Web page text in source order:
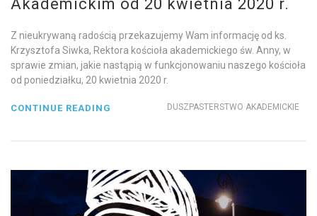
Akademickim od 20 kwietnia 2020 r.
Z nieukrywaną radością przekazujemy Wam informację od ks.
Krzysztofa Siwka, Rektora kościoła akademickiego św. Anny, w
sprawie zmian, jakie nastąpią w funkcjonowaniu naszego kościoła
od poniedziałku, 20 kwietnia 2020 r.
DUSZPASTERSTWO AKADEMICKIE
CONTINUE READING